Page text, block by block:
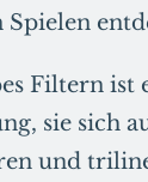
Filtern ist
sie sich
und